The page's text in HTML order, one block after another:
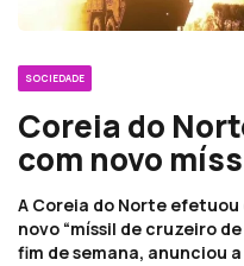
SOCIEDADE
Coreia do
com novo
A Coreia do Norte
novo “míssil de cruzeiro
fim de semana, anunciou